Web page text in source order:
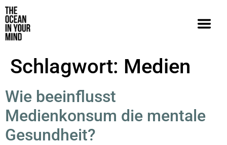
Schlagwort: Medien
Wie beeinflusst
Medienkonsum die mentale
Gesundheit?